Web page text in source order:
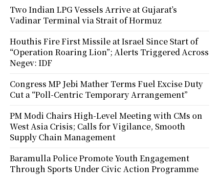
Two Indian LPG Vessels Arrive at Gujarat’s
Vadinar Terminal via Strait of Hormuz
Houthis Fire First Missile at Israel Since Start of
“Operation Roaring Lion”; Alerts Triggered Across
Negev: IDF
Congress MP Jebi Mather Terms Fuel Excise Duty
Cut a “Poll-Centric Temporary Arrangement”
PM Modi Chairs High-Level Meeting with CMs on
West Asia Crisis; Calls for Vigilance, Smooth
Supply Chain Management
Baramulla Police Promote Youth Engagement
Through Sports Under Civic Action Programme